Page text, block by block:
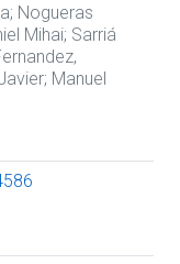
; Nogueras
Mihai; Sarriá
; Manuel